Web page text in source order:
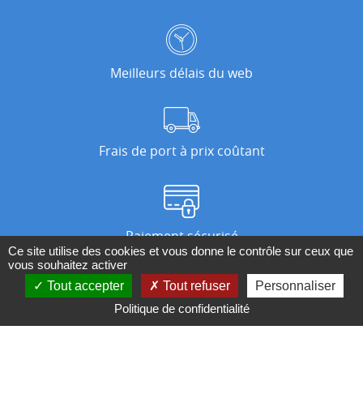
Meilleurs délais du web
Frais de port à prix coûtant
Paiement sécurisé
Nos magasins
Ce site utilise des cookies et vous donne le contrôle sur ceux que
vous souhaitez activer
Tout accepter
Tout refuser
Personnaliser
Politique de confidentialité